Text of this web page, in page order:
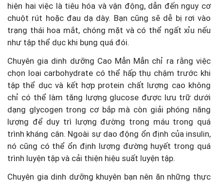
hiện hai việc là tiêu hóa và vận động, dẫn đến nguy cơ
chuột rút hoặc đau dạ dày. Bạn cũng sẽ dễ bị rơi vào
trạng thái hoa mắt, chóng mặt và có thể ngất xỉu nếu
như tập thể dục khi bụng quá đói.
Chuyên gia dinh dưỡng Cao Mẫn Mẫn chỉ ra rằng việc
chọn loại carbohydrate có thể hấp thụ chậm trước khi
tập thể dục và kết hợp protein chất lượng cao không
chỉ có thể làm tăng lượng glucose được lưu trữ dưới
dạng glycogen trong cơ bắp mà còn giải phóng năng
lượng để duy trì lượng đường trong máu trong quá
trình kháng cân. Ngoài sự dao động ổn định của insulin,
nó cũng có thể ổn định lượng đường huyết trong quá
trình luyện tập và cải thiện hiệu suất luyện tập.
Chuyên gia dinh dưỡng khuyên bạn nên ăn những thực